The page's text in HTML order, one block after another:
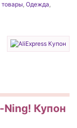
товары, Одежда,
Купон